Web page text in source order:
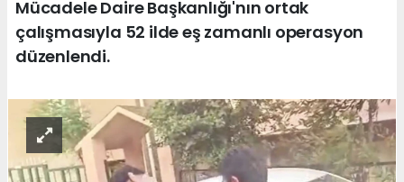
Mücadele Daire Başkanlığı'nın ortak
çalışmasıyla 52 ilde eş zamanlı operasyon
düzenlendi.